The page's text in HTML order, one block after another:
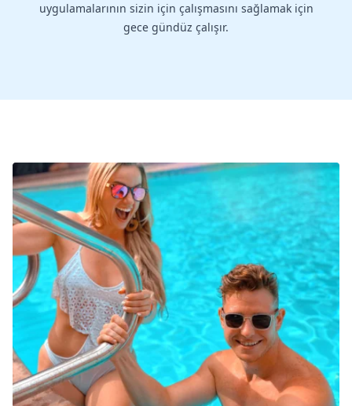
uygulamalarının sizin için çalışmasını sağlamak için
gece gündüz çalışır.